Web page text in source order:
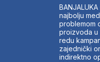
najbolju
problemom
proizvoda u
redu
zajednički
indirektno